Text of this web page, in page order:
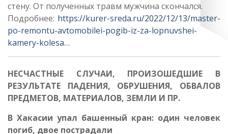
стену. От полученных травм мужчина скончался.
Подробнее: https://kurer-sreda.ru/2022/12/13/master-
po-remontu-avtomobilei-pogib-iz-za-lopnuvshei-
kamery-kolesa…
НЕСЧАСТНЫЕ СЛУЧАИ, ПРОИЗОШЕДШИЕ В
РЕЗУЛЬТАТЕ ПАДЕНИЯ, ОБРУШЕНИЯ, ОБВАЛОВ
ПРЕДМЕТОВ, МАТЕРИАЛОВ, ЗЕМЛИ И ПР.
В Хакасии упал башенный кран: один человек
погиб, двое пострадали